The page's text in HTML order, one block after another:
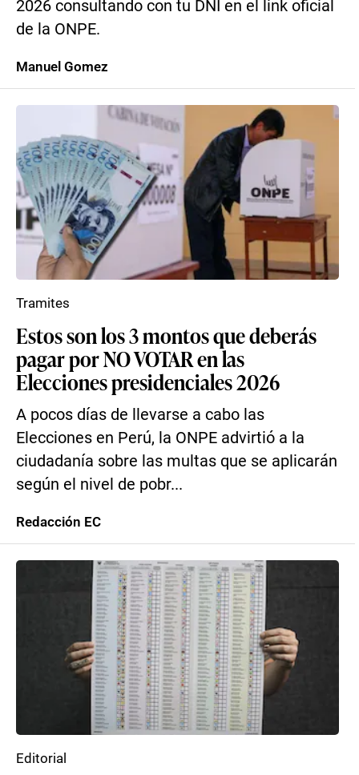
2026 consultando con tu DNI en el link oficial
de la ONPE.
Manuel Gomez
Estos son los 3 montos que deberás
pagar por NO VOTAR en las
Elecciones presidenciales 2026
A pocos días de llevarse a cabo las
Elecciones en Perú, la ONPE advirtió a la
ciudadanía sobre las multas que se aplicarán
según el nivel de pobr...
Tramites
Redacción EC
Editorial